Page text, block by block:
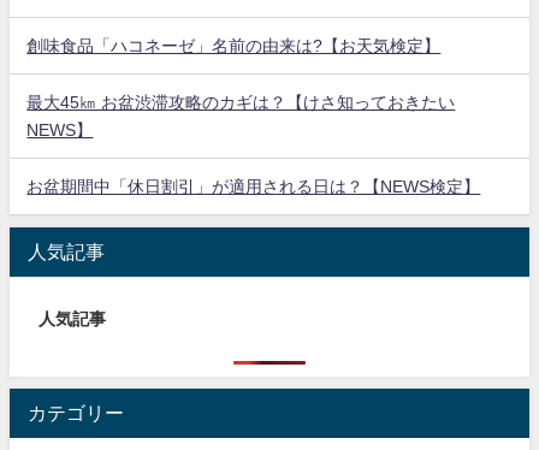
創味食品「ハコネーゼ」名前の由来は?【お天気検定】
最大45㎞ お盆渋滞攻略のカギは？【けさ知っておきたい
NEWS】
お盆期間中「休日割引」が適用される日は？【NEWS検定】
人気記事
人気記事
カテゴリー